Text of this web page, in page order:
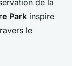
de la
Park inspire
le